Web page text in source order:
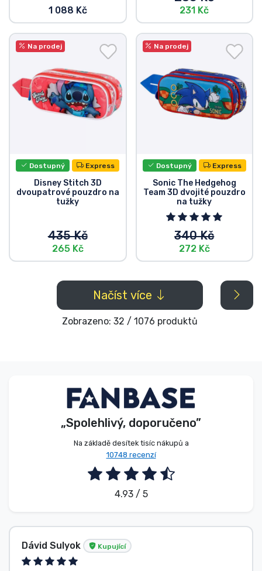
1 088 Kč 231 Kč
Na prodej
Dostupný Express
Disney Stitch 3D
dvoupatrové pouzdro na
tužky
435 Kč
265 Kč
Na prodej
Dostupný Express
Sonic The Hedgehog
Team 3D dvojité pouzdro
na tužky
340 Kč
272 Kč
Načíst více
Zobrazeno: 32 / 1076 produktů
„Spolehlivý, doporučeno”
Na základě desítek tisíc nákupů a
10748 recenzí
4.93 / 5
Beze jména Kupující